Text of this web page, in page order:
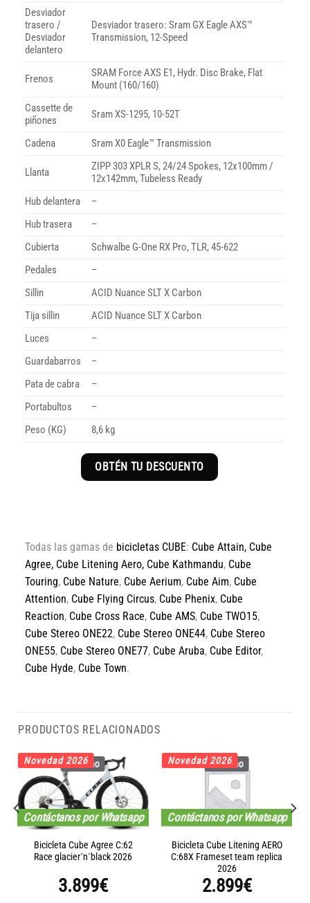
Desviador
trasero /
Desviador
delantero
Desviador trasero: Sram GX Eagle AXS™
Transmission, 12-Speed
Frenos
SRAM Force AXS E1, Hydr. Disc Brake, Flat
Mount (160/160)
Cassette de
piñones
Sram XS-1295, 10-52T
Cadena Sram X0 Eagle™ Transmission
Llanta
ZIPP 303 XPLR S, 24/24 Spokes, 12x100mm /
12x142mm, Tubeless Ready
Hub delantera
–
Hub trasera
–
Cubierta
Schwalbe G-One RX Pro, TLR, 45-622
Pedales
–
Sillin
ACID Nuance SLT X Carbon
Tija sillin
ACID Nuance SLT X Carbon
Luces
–
Guardabarros
–
Pata de cabra
–
Portabultos
–
Peso (KG)
8,6 kg
OBTÉN TU DESCUENTO
Todas las gamas de bicicletas CUBE: Cube Attain, Cube
Agree, Cube Litening Aero, Cube Kathmandu, Cube
Touring, Cube Nature, Cube Aerium, Cube Aim, Cube
Attention, Cube Flying Circus, Cube Phenix, Cube
Reaction, Cube Cross Race, Cube AMS, Cube TWO15,
Cube Stereo ONE22, Cube Stereo ONE44, Cube Stereo
ONE55, Cube Stereo ONE77, Cube Aruba, Cube Editor,
Cube Hyde, Cube Town.
PRODUCTOS RELACIONADOS
Carbono
Contáctanos por Whatsapp
Novedad 2026
Bicicleta Cube Agree C:62
Race glacier´n´black 2026
3.899€
Carbono
Contáctanos por Whatsapp
Novedad 2026
Bicicleta Cube Litening AERO
C:68X Frameset team replica
2026
2.899€